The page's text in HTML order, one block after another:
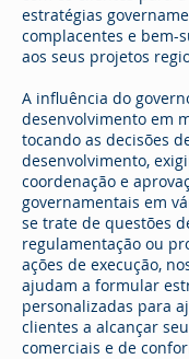
estratégias
complacentes e bem-
aos seus projetos
A influência do
desenvolvimento em
tocando as decisões
desenvolvimento,
coordenação e
governamentais em
se trate de questões
regulamentação ou
ações de execução,
ajudam a formular
personalizadas para
clientes a alcançar
comerciais e de